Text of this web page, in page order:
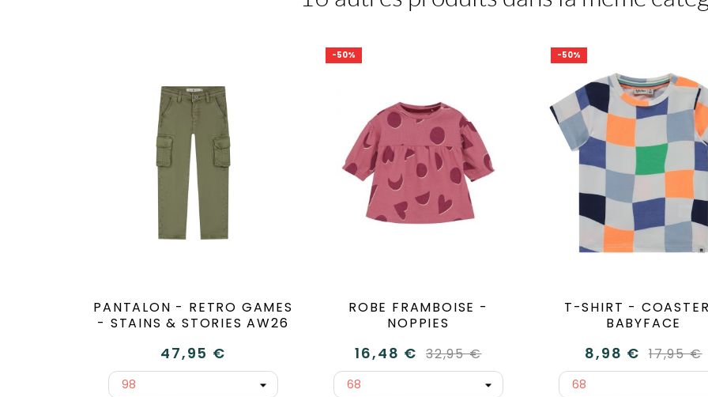
PANTALON - RETRO GAMES
- STAINS & STORIES AW26
47,95 €
-50%
ROBE FRAMBOISE -
NOPPIES
16,48 € 32,95 €
-50%
T-SHIRT -
BABYFACE
8,98 € 17,95 €